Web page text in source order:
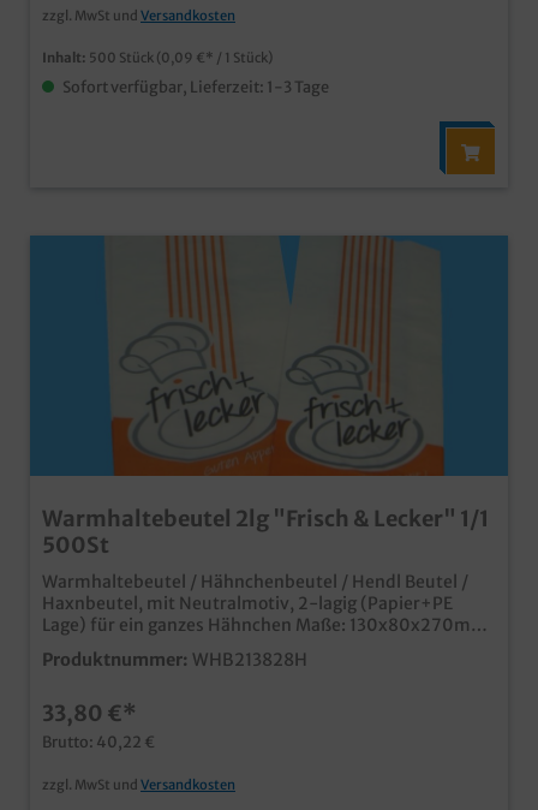
individuellen Kundendruck an, senden Sie uns dafür
einfach eine Druckanfrage.
zzgl. MwSt und Versandkosten
Inhalt: 500 Stück (0,09 €* / 1 Stück)
Sofort verfügbar, Lieferzeit: 1-3 Tage
Warmhaltebeutel 2lg "Frisch & Lecker" 1/1
500St
Warmhaltebeutel / Hähnchenbeutel / Hendl Beutel /
Haxnbeutel, mit Neutralmotiv, 2-lagig (Papier+PE
Lage) für ein ganzes Hähnchen Maße: 130x80x270mm
500 Stück im Karton praktischer zweilagiger
Warmhaltebeutel aus Papier mit PE Innenlage schönes
isolierend, ideal für Hähnchen, Hendl, Broiler und
Haxen zusätzlich eingerollter und verklebter Boden
verhindert das Auslaufen bereits ab 10.000 Stück
individuell bedruckbar, fragen Sie unseren
Kundenservice einem Angebot
Produktnummer: WHB213828H
33,80 €*
Brutto: 40,22 €
zzgl. MwSt und Versandkosten